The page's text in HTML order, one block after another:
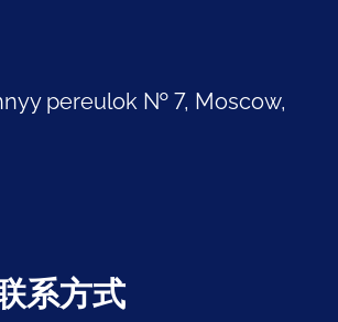
pereulok № 7, Moscow,
系方式